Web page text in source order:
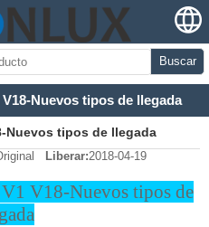
Buscar
Nuevos tipos de llegada
Nuevos tipos de llegada
Liberar:2018-04-19
V18-Nuevos tipos de